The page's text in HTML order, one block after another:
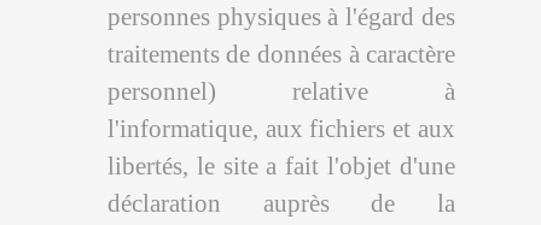
personnes physiques à l'égard des
traitements de données à caractère
personnel) relative à
l'informatique, aux fichiers et aux
libertés, le site a fait l'objet d'une
déclaration auprès de la